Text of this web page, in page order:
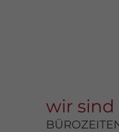
wir sind